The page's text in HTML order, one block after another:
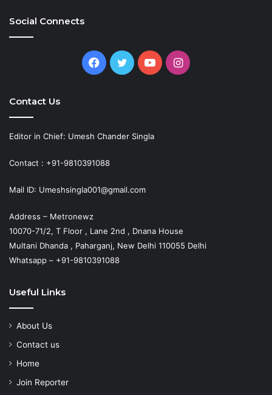
Social Connects
Facebook
TwitterYouTubeInstagram
Contact Us
Editor in Chief: Umesh Chander Singla
Contact : +91-9810391088
Mail ID: Umeshsingla001@gmail.com
Address – Metronewz
10070-71/2, T Floor , Lane 2nd , Dnana House
Multani Dhanda , Paharganj, New Delhi 110055 Delhi
Whatsapp – +91-9810391088
Useful Links
About Us
Contact us
Home
Join Reporter